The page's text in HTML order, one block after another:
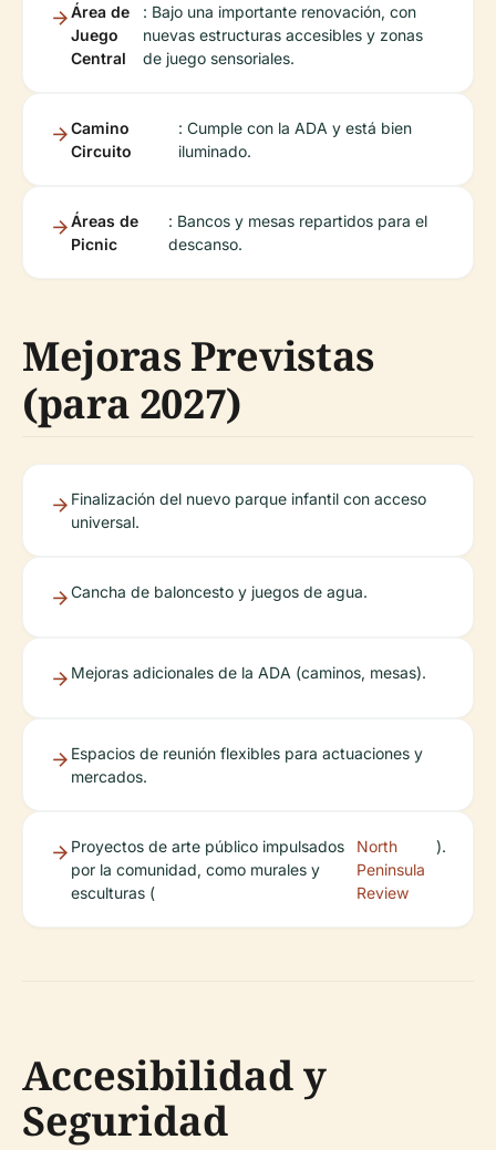
Área de
Juego
Central
: Bajo una importante renovación, con
nuevas estructuras accesibles y zonas
de juego sensoriales.
Camino
Circuito
: Cumple con la ADA y está bien
iluminado.
Áreas de
Picnic
: Bancos y mesas repartidos para el
descanso.
Mejoras Previstas
(para 2027)
Finalización del nuevo parque infantil con acceso
universal.
Cancha de baloncesto y juegos de agua.
Mejoras adicionales de la ADA (caminos, mesas).
Espacios de reunión flexibles para actuaciones y
mercados.
Proyectos de arte público impulsados
por la comunidad, como murales y
esculturas (
North
Peninsula
Review
).
Accesibilidad y
Seguridad